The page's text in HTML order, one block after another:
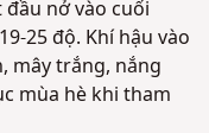
nở vào cuối
25 độ. Khí hậu vào
mây trắng, nắng
mùa hè khi tham